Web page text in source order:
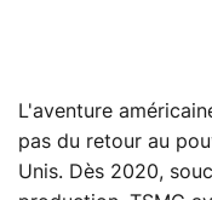
L'aventure
pas du retour au
Unis. Dès 2020,